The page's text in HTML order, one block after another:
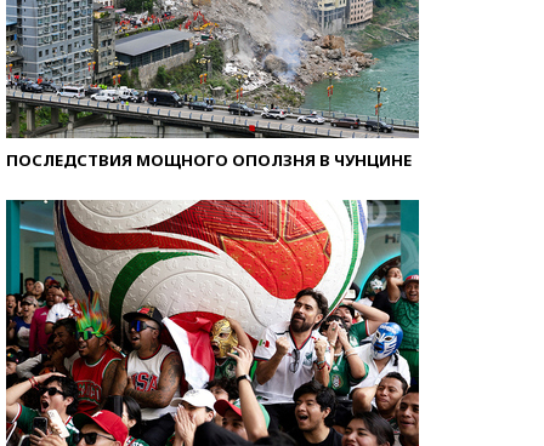
ПОСЛЕДСТВИЯ МОЩНОГО ОПОЛЗНЯ В ЧУНЦИНЕ